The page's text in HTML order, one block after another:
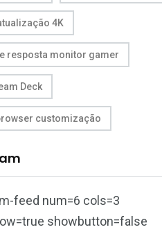
4K
resposta monitor gamer
Deck
customização
feed num=6 cols=3
showbutton=false